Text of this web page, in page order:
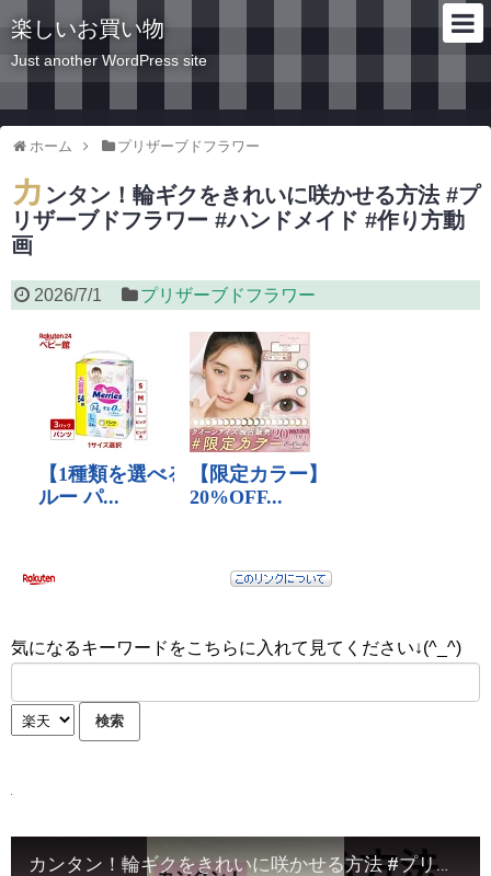
楽しいお買い物
Just another WordPress site
ホーム プリザーブドフラワー
カ ンタン！輪ギクをきれいに咲かせる方法 #プ
リザーブドフラワー #ハンドメイド #作り方動
画
2026/7/1 プリザーブドフラワー
気になるキーワードをこちらに入れて見てください↓(^_^)
カンタン！輪ギクをきれいに咲かせる方法 #プリザーブドフラワー #ハンドメイド #作り方動画